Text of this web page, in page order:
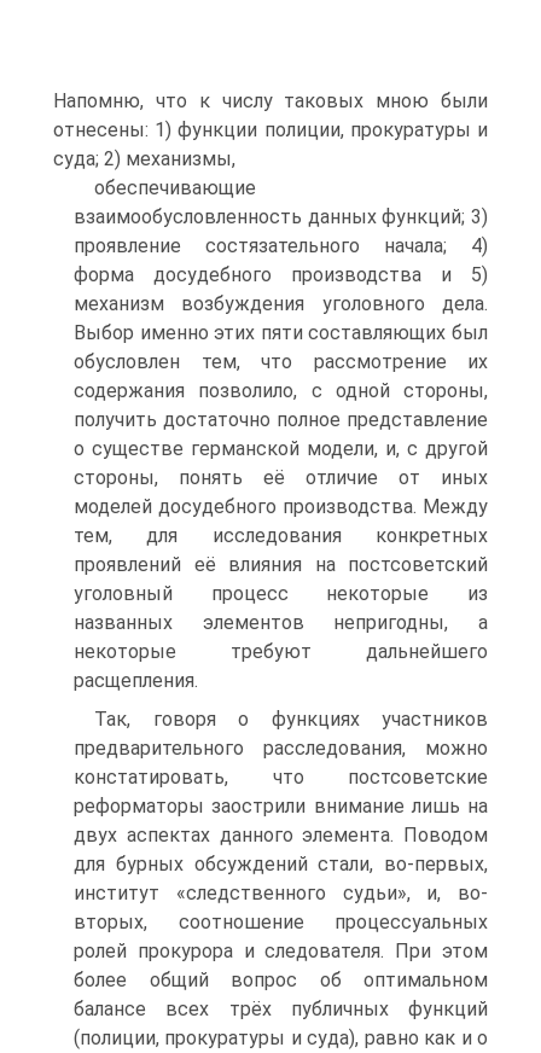
Напомню, что к числу таковых мною были
отнесены: 1) функции полиции, прокуратуры и
суда; 2) механизмы,
обеспечивающие
взаимообусловленность данных функций; 3)
проявление состязательного начала; 4)
форма досудебного производства и 5)
механизм возбуждения уголовного дела.
Выбор именно этих пяти составляющих был
обусловлен тем, что рассмотрение их
содержания позволило, с одной стороны,
получить достаточно полное представление
о существе германской модели, и, с другой
стороны, понять её отличие от иных
моделей досудебного производства. Между
тем, для исследования конкретных
проявлений её влияния на постсоветский
уголовный процесс некоторые из
названных элементов непригодны, а
некоторые требуют дальнейшего
расщепления.
Так, говоря о функциях участников
предварительного расследования, можно
констатировать, что постсоветские
реформаторы заострили внимание лишь на
двух аспектах данного элемента. Поводом
для бурных обсуждений стали, во-первых,
институт «следственного судьи», и, во-
вторых, соотношение процессуальных
ролей прокурора и следователя. При этом
более общий вопрос об оптимальном
балансе всех трёх публичных функций
(полиции, прокуратуры и суда), равно как и о